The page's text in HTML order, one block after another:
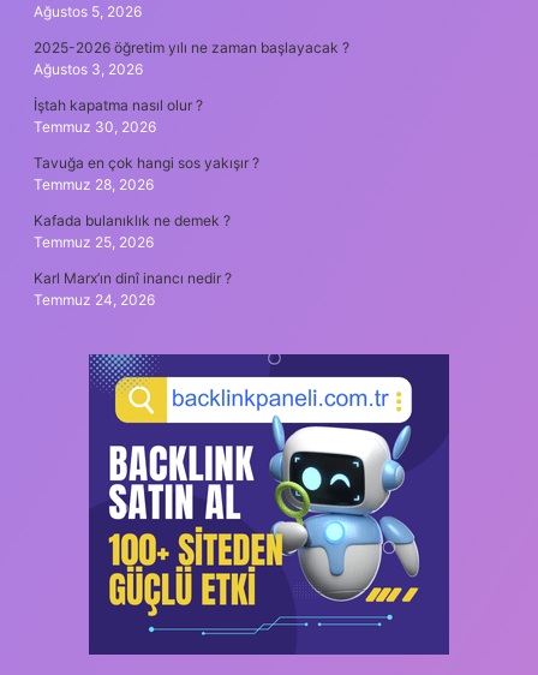
Ağustos 5, 2026
2025-2026 öğretim yılı ne zaman başlayacak ?
Ağustos 3, 2026
İştah kapatma nasıl olur ?
Temmuz 30, 2026
Tavuğa en çok hangi sos yakışır ?
Temmuz 28, 2026
Kafada bulanıklık ne demek ?
Temmuz 25, 2026
Karl Marx’ın dinî inancı nedir ?
Temmuz 24, 2026